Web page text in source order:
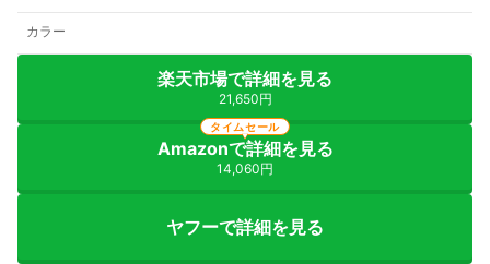
カラー
楽天市場で詳細を見る
21,650円
Amazonで詳細を見る
14,060円
タイムセール
ヤフーで詳細を見る